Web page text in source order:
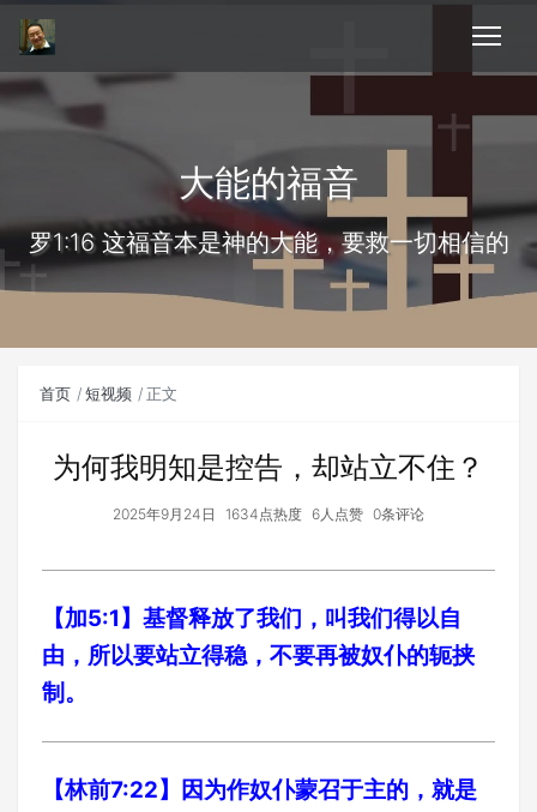
大能的福音
罗1:16 这福音本是神的大能，要救一切相信的
首页 短视频 正文
为何我明知是控告，却站立不住？
2025年9月24日 1634点热度 6人点赞 0条评论
【加5:1】基督释放了我们，叫我们得以自
由，所以要站立得稳，不要再被奴仆的轭挟
制。
【林前7:22】因为作奴仆蒙召于主的，就是